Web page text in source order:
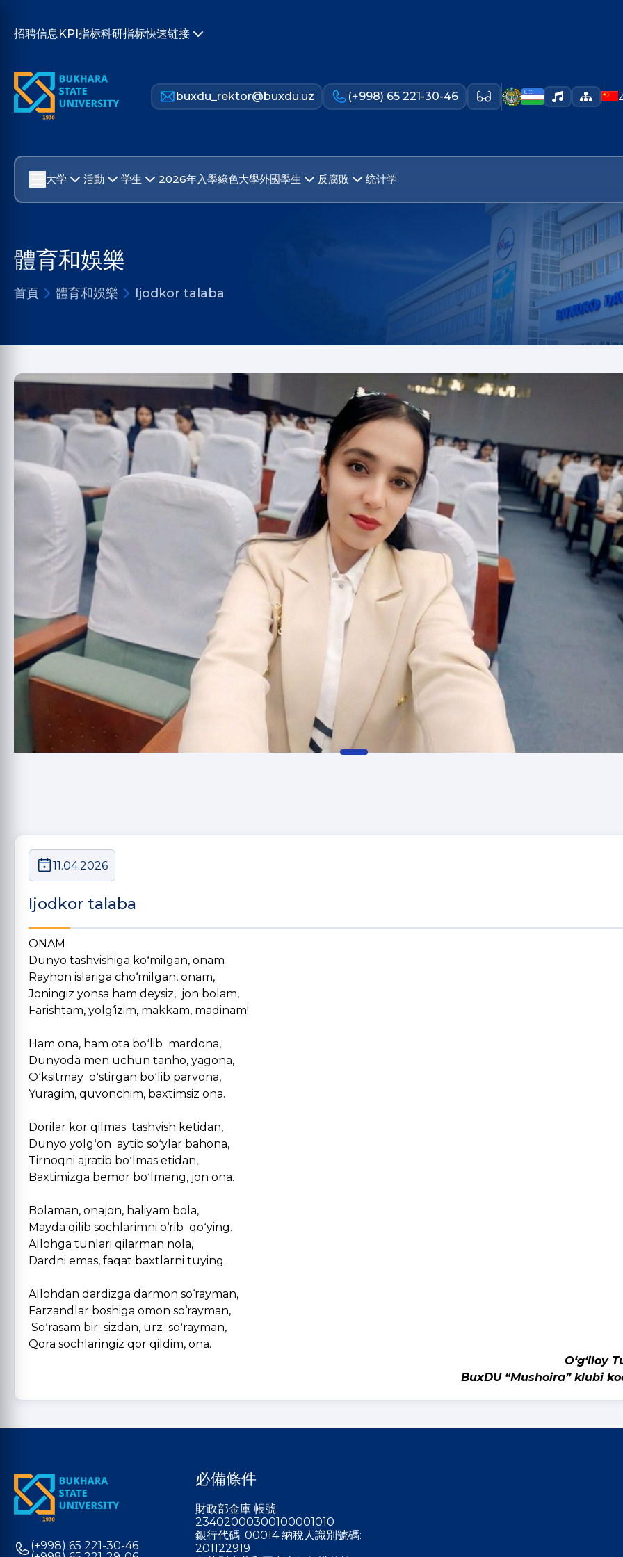
招聘信息KPI指标科研指标快速链接
buxdu_rektor@buxdu.uz (+998) 65 221-30-46
大学 活動 学生 2026年入學綠色大學外國學生 反腐敗 统计学
體育和娛樂
首頁 體育和娛樂 Ijodkor talaba
11.04.2026
Ijodkor talaba
ONAM
Dunyo tashvishiga koʻmilgan, onam
Rayhon islariga cho‘milgan, onam,
Joningiz yonsa ham deysiz, jon bolam,
Farishtam, yolg‘izim, makkam, madinam!
Ham ona, ham ota boʻlib mardona,
Dunyoda men uchun tanho, yagona,
Oʻksitmay oʻstirgan boʻlib parvona,
Yuragim, quvonchim, baxtimsiz ona.
Dorilar kor qilmas tashvish ketidan,
Dunyo yolgʻon aytib soʻylar bahona,
Tirnoqni ajratib boʻlmas etidan,
Baxtimizga bemor boʻlmang, jon ona.
Bolaman, onajon, haliyam bola,
Mayda qilib sochlarimni o‘rib qoʻying.
Allohga tunlari qilarman nola,
Dardni emas, faqat baxtlarni tuying.
Allohdan dardizga darmon so‘rayman,
Farzandlar boshiga omon so‘rayman,
Soʻrasam bir sizdan, urz soʻrayman,
Qora sochlaringiz qor qildim, ona.
O‘g‘iloy
BuxDU “Mushoira” klubi
(+998) 65 221-30-46
必備條件
財政部金庫 帳號:
23402000300100001010
銀行代碼: 00014 納稅人識別號碼:
201122919